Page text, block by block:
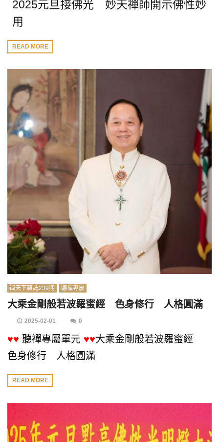
2025元旦接佛光 妙天禪師開示佛性妙
用
READ MORE
禪天下雜誌239期 聽禪專屬
大乘金剛般若波羅蜜經 色身修行 人格圓滿
2025-02-01 0
♥♥ 聽禪專屬單元 ♥♥大乘金剛般若波羅蜜經
色身修行 人格圓滿
READ MORE